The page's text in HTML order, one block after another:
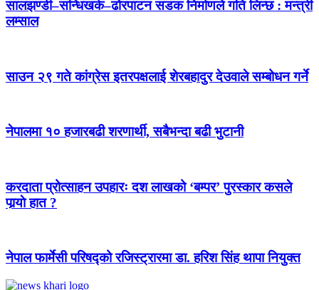
सालझण्डी–सन्धिखर्क–ढोरपाटन सडक निर्माणले गति लिन्छ : मन्त्री
लम्साल
साउन २९ गते कांग्रेस इतरपक्षलाई शेरबहादुर देउवाले सम्बोधन गर्ने
नेपालमा १० हजारबढी शरणार्थी, सबैभन्दा बढी भुटानी
करदाता प्रोत्साहन उपहारः दश लाखको ‘बम्पर’ पुरस्कार कसले
पार्‍याे हात ?
नेपाल फार्मेसी परिषद्को रजिस्ट्रारमा डा. हरिश सिंह थापा नियुक्त